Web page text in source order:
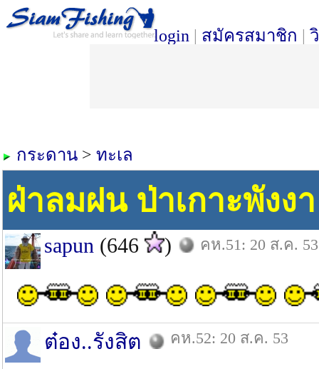
login | สมัครสมาชิก |
กระดาน > ทะเล
ฝ่าลมฝน ป่าเกาะพังงา
sapun (646 ) คห.51: 20 ส.ค. 53
ต๋อง..รังสิต คห.52: 20 ส.ค. 53